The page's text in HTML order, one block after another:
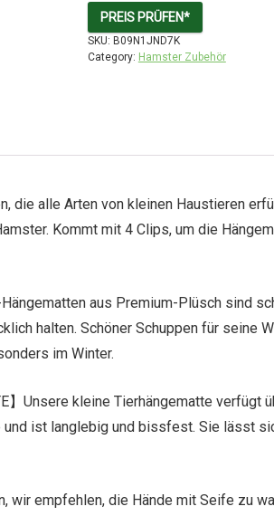
PREIS PRÜFEN*
SKU: B09N1JND7K
Category: Hamster Zubehör
die alle Arten von kleinen Haustieren
Kommt mit 4 Clips, um die
aus Premium-Plüsch sind
halten. Schöner Schuppen für seine
im Winter.
】Unsere kleine Tierhängematte verfügt
ist langlebig und bissfest. Sie lässt
wir empfehlen, die Hände mit Seife zu